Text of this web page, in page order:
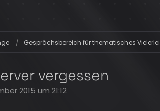
Gesprächsbereich für thematisches Vielerlei
vergessen
2015 um 21:12